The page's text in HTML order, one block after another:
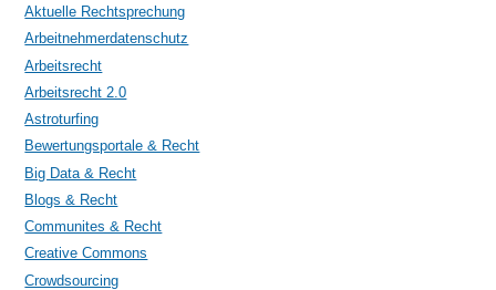
Aktuelle Rechtsprechung
Arbeitnehmerdatenschutz
Arbeitsrecht
Arbeitsrecht 2.0
Astroturfing
Bewertungsportale & Recht
Big Data & Recht
Blogs & Recht
Communites & Recht
Creative Commons
Crowdsourcing